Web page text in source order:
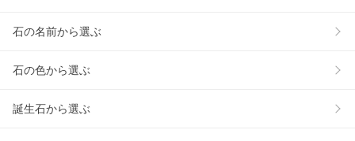
石の名前から選ぶ
石の色から選ぶ
誕生石から選ぶ